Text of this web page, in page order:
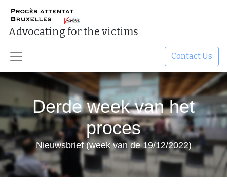
Advocating for the victims​
Contact Us
Derde week van het
proces
Nieuwsbrief (week van de 19/12/2022)